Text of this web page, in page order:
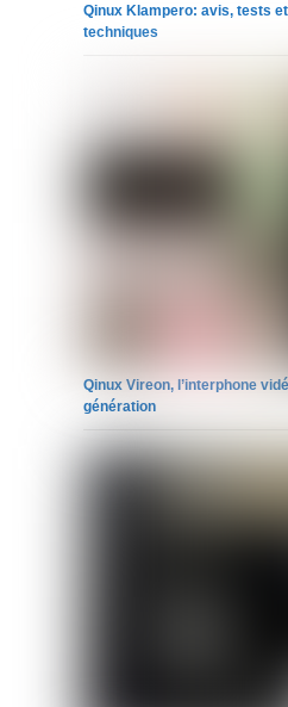
Qinux Klampero: avis, tests
techniques
Qinux Vireon, l’interphone
génération